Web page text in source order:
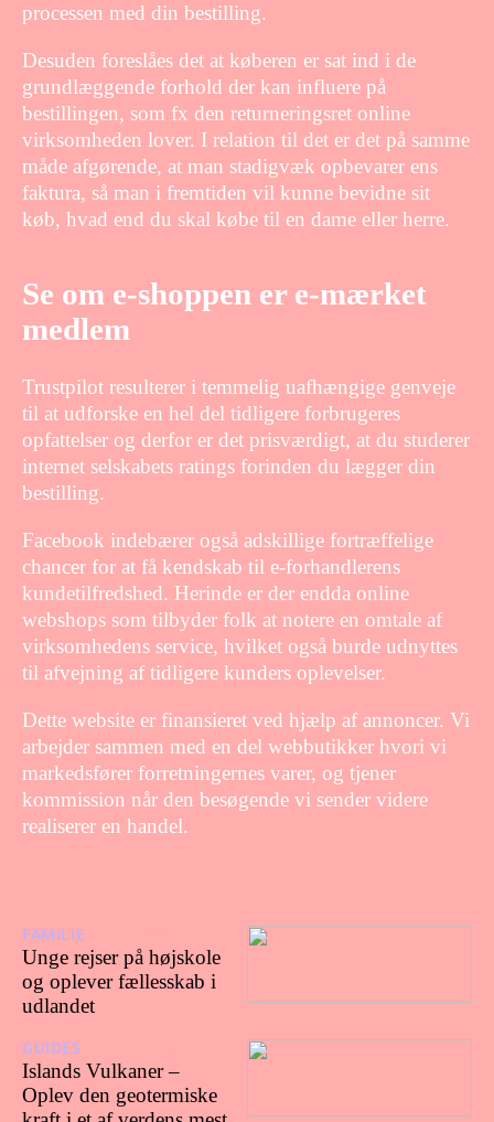
processen med din bestilling.
Desuden foreslåes det at køberen er sat ind i de
grundlæggende forhold der kan influere på
bestillingen, som fx den returneringsret online
virksomheden lover. I relation til det er det på samme
måde afgørende, at man stadigvæk opbevarer ens
faktura, så man i fremtiden vil kunne bevidne sit
køb, hvad end du skal købe til en dame eller herre.
Se om e-shoppen er e-mærket
medlem
Trustpilot resulterer i temmelig uafhængige genveje
til at udforske en hel del tidligere forbrugeres
opfattelser og derfor er det prisværdigt, at du studerer
internet selskabets ratings forinden du lægger din
bestilling.
Facebook indebærer også adskillige fortræffelige
chancer for at få kendskab til e-forhandlerens
kundetilfredshed. Herinde er der endda online
webshops som tilbyder folk at notere en omtale af
virksomhedens service, hvilket også burde udnyttes
til afvejning af tidligere kunders oplevelser.
Dette website er finansieret ved hjælp af annoncer. Vi
arbejder sammen med en del webbutikker hvori vi
markedsfører forretningernes varer, og tjener
kommission når den besøgende vi sender videre
realiserer en handel.
FAMILIE
Unge rejser på højskole
og oplever fællesskab i
udlandet
GUIDES
Islands Vulkaner –
Oplev den geotermiske